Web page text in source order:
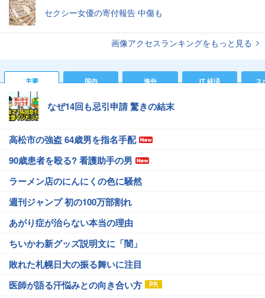
セクシー女優の寄付報告 中傷も
画像アクセスランキングをもっと見る
主要 国内 海外 IT 経済 ス
なぜ14回も忌引申請 驚きの結末
高松市の強盗 64歳男を指名手配
90歳患者を殴る? 看護助手の男
ラーメン店のにんにくの色に騒然
週刊ジャンプ 初の100万部割れ
あがり症が治らない本当の理由
ちいかわ新グッズ説明文に「闇」
敗れた札幌日大の振る舞いに注目
医師が語る汗悩みとの向き合い方